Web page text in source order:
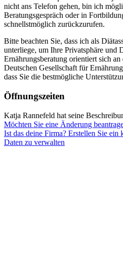
nicht ans Telefon gehen, bin ich
Beratungsgespräch oder in
schnellstmöglich zurückzurufen.
Bitte beachten Sie, dass ich als
unterliege, um Ihre Privatsphäre und
Ernährungsberatung orientiert sich
Deutschen Gesellschaft für
dass Sie die bestmögliche
Öffnungszeiten
Katja Rannefeld hat seine
Möchten Sie eine Änderung
Ist das deine Firma? Erstellen Sie ein
Daten zu verwalten